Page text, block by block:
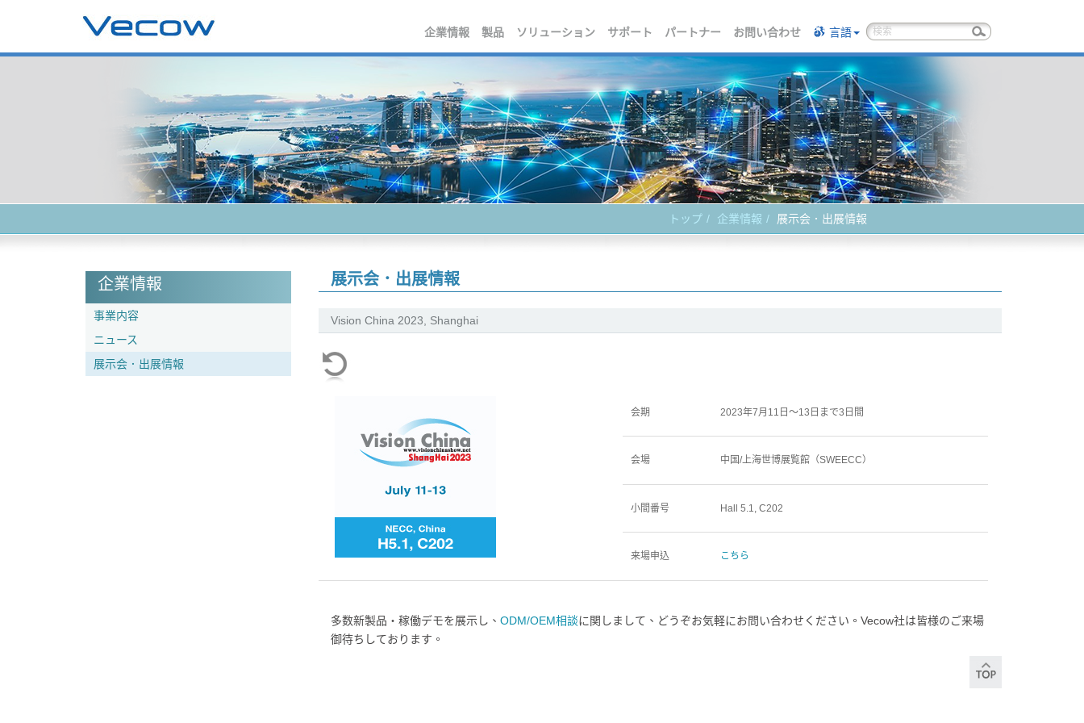
企業情報 製品 ソリューション サポート パートナー お問い合わせ 言語
トップ 企業情報 展示会．出展情報
企業情報
事業内容
ニュース
展示会．出展情報
展示会．出展情報
Vision China 2023, Shanghai
会期 2023年7月11日～13日まで3日間
会場 中国/上海世博展覧館（SWEECC）
小間番号 Hall 5.1, C202
来場申込 こちら
多数新製品・稼働デモを展示し、 ODM/OEM相談に関しまして、どうぞお気軽にお問い合わせください。Vecow社は皆様のご来場
御待ちしております。